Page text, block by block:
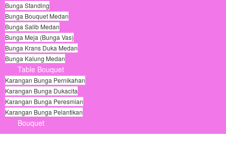
Bunga Standing
Bunga Bouquet Medan
Bunga Salib Medan
Bunga Meja (Bunga Vas)
Bunga Krans Duka Medan
Bunga Kalung Medan
Table Bouquet
Karangan Bunga Pernikahan
Karangan Bunga Dukacita
Karangan Bunga Peresmian
Karangan Bunga Pelantikan
Bouquet